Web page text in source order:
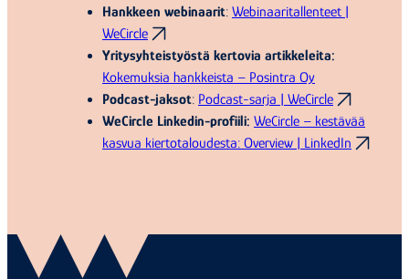
Hankkeen webinaarit: Webinaaritallenteet |
WeCircle
Yritysyhteistyöstä kertovia artikkeleita:
Kokemuksia hankkeista – Posintra Oy
Podcast-jaksot: Podcast-sarja | WeCircle
WeCircle Linkedin-profiili: WeCircle – kestävää
kasvua kiertotaloudesta: Overview | LinkedIn